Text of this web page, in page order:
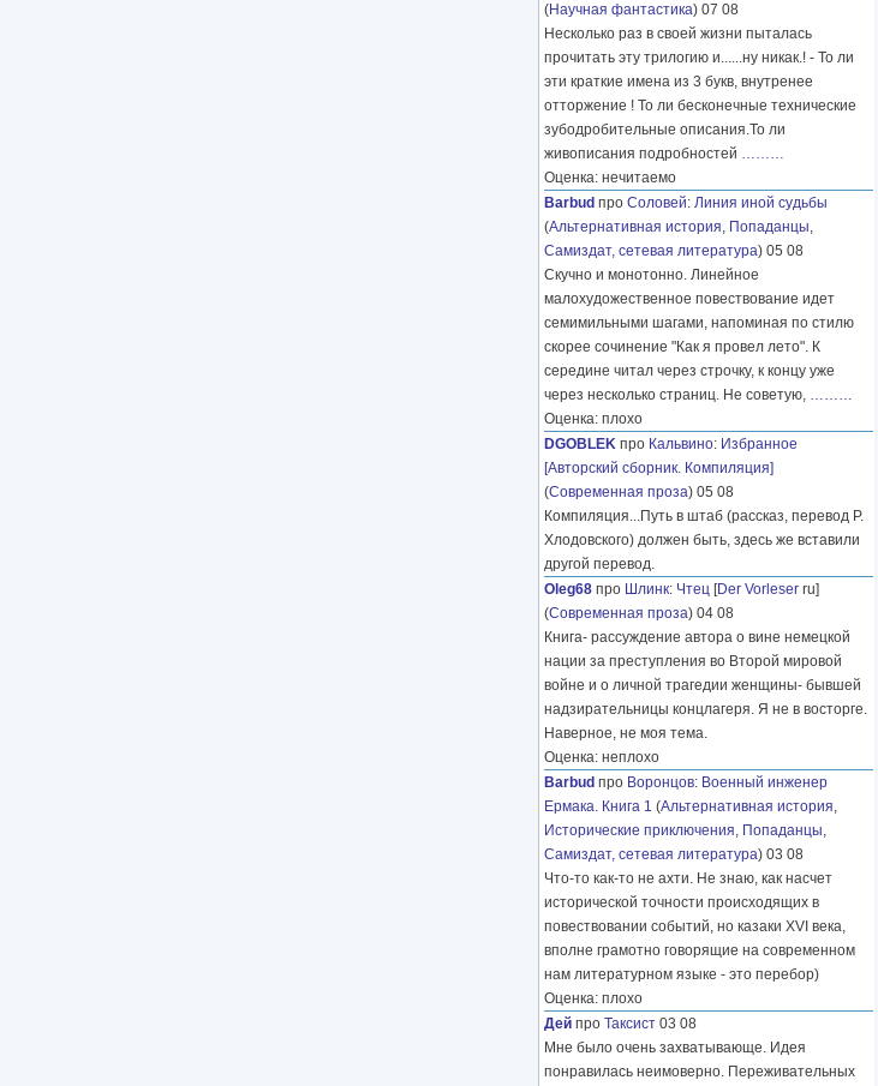
(Научная фантастика) 07 08
Несколько раз в своей жизни пыталась
прочитать эту трилогию и......ну никак.! - То ли
эти краткие имена из 3 букв, внутренее
отторжение ! То ли бесконечные технические
зубодробительные описания.То ли
живописания подробностей ………
Оценка: нечитаемо
Barbud про Соловей: Линия иной судьбы
(Альтернативная история, Попаданцы,
Самиздат, сетевая литература) 05 08
Скучно и монотонно. Линейное
малохудожественное повествование идет
семимильными шагами, напоминая по стилю
скорее сочинение "Как я провел лето". К
середине читал через строчку, к концу уже
через несколько страниц. Не советую, ………
Оценка: плохо
DGOBLEK про Кальвино: Избранное
[Авторский сборник. Компиляция]
(Современная проза) 05 08
Компиляция...Путь в штаб (рассказ, перевод Р.
Хлодовского) должен быть, здесь же вставили
другой перевод.
Oleg68 про Шлинк: Чтец [Der Vorleser ru]
(Современная проза) 04 08
Книга- рассуждение автора о вине немецкой
нации за преступления во Второй мировой
войне и о личной трагедии женщины- бывшей
надзирательницы концлагеря. Я не в восторге.
Наверное, не моя тема.
Оценка: неплохо
Barbud про Воронцов: Военный инженер
Ермака. Книга 1 (Альтернативная история,
Исторические приключения, Попаданцы,
Самиздат, сетевая литература) 03 08
Что-то как-то не ахти. Не знаю, как насчет
исторической точности происходящих в
повествовании событий, но казаки XVI века,
вполне грамотно говорящие на современном
нам литературном языке - это перебор)
Оценка: плохо
Дей про Таксист 03 08
Мне было очень захватывающе. Идея
понравилась неимоверно. Переживательных